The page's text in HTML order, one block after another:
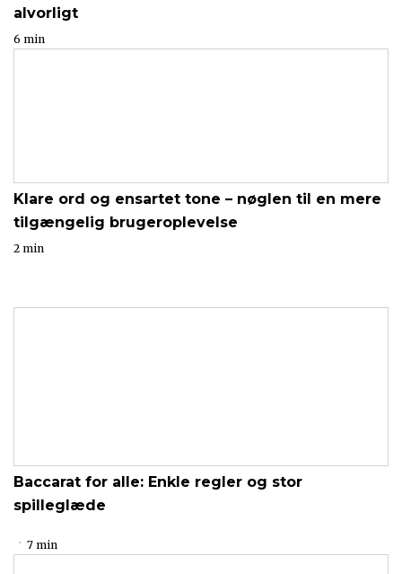
alvorligt
6 min
Klare ord og ensartet tone – nøglen til en mere
tilgængelig brugeroplevelse
2 min
Baccarat for alle: Enkle regler og stor
spilleglæde
7 min